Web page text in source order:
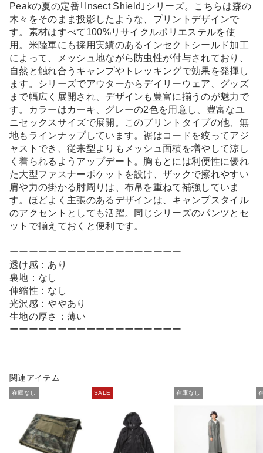
Peakの夏の定番｢Insect Shield｣シリーズ。こちらは森の
木々をそのまま投影したような、プリントデザインで
す。素材はすべて100%リサイクルポリエステルを使
用。米陸軍にも採用実績のあるインセクトシールド加工
によって、メッシュ地ながら防虫性が付与されており、
自然と触れ合うキャンプやトレッキングで効果を発揮し
ます。シリーズでアウターからデイリーウェア、グッズ
まで幅広く展開され、デザインも豊富に揃うのが魅力で
す。カラーはカーキ、グレーの2色を用意し、豊富なユ
ニセックスサイズで展開。このプリントタイプの他、無
地もラインナップしています。裾はコードを絞ってアジ
ャストでき、従来型よりもメッシュ面積を増やして涼し
く着られるようアップデート。胸もとには利便性に優れ
た大型ファスナーポケットを設け、ザックで擦れやすい
肩や力の掛かる肘周りは、布帛を重ねて補強していま
す。ほどよく主張のあるデザインは、キャンプスタイル
のアクセントとしても活躍。同じシリーズのパンツとセ
ットで揃えておくと便利です。
ーーーーーーーーーーーーーーーーーー
透け感：あり
裏地：なし
伸縮性：なし
光沢感：ややあり
生地の厚さ：薄い
ーーーーーーーーーーーーーーーーーー
関連アイテム
在庫なし SALE 在庫なし